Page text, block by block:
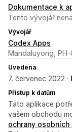
Dokumentace k
Tento vývojář
Vývojář
Codex Apps
Mandaluyong, PH-
Uvedena
7. červenec 2022 ·
Přístup k datům
Tato aplikace
vašem obchodu
ochrany osobních